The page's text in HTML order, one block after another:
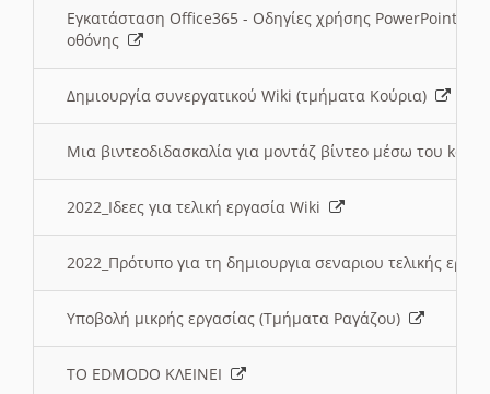
Εγκατάσταση Office365 - Οδηγίες χρήσης PowerPoint
οθόνης
Δημιουργία συνεργατικού Wiki (τμήματα Κούρια)
Μια βιντεοδιδασκαλία για μοντάζ βίντεο μέσω του
2022_Ιδεες για τελική εργασία Wiki
2022_Πρότυπο για τη δημιουργια σεναριου τελικής
Υποβολή μικρής εργασίας (Τμήματα Ραγάζου)
ΤΟ EDMODO ΚΛΕΙΝΕΙ